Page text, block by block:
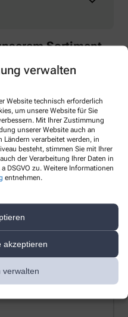
verwalten
Website technisch erforderlich
um unsere Website für Sie
Mit Ihrer Zustimmung
unserer Website auch an
Ländern verarbeitet werden, in
besteht, stimmen Sie mit Ihrer
der Verarbeitung Ihrer Daten in
DSGVO zu. Weitere Informationen
entnehmen.
akzeptieren
verwalten
Sortiment